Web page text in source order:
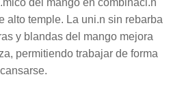
del mango en combinaci.n
alto temple. La uni.n sin rebarba
y blandas del mango mejora
permitiendo trabajar de forma